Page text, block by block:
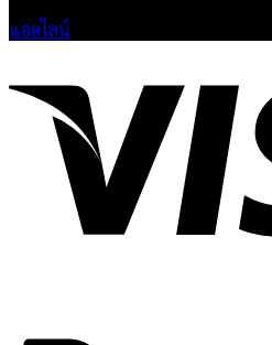
แอดไลน์